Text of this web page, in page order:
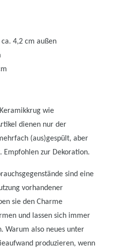
4,2 cm außen
wie
dienen nur der
(aus)gespült, aber
zur Dekoration.
sind eine
vorhandener
sie den Charme
und lassen sich immer
Warum also neues unter
produzieren, wenn